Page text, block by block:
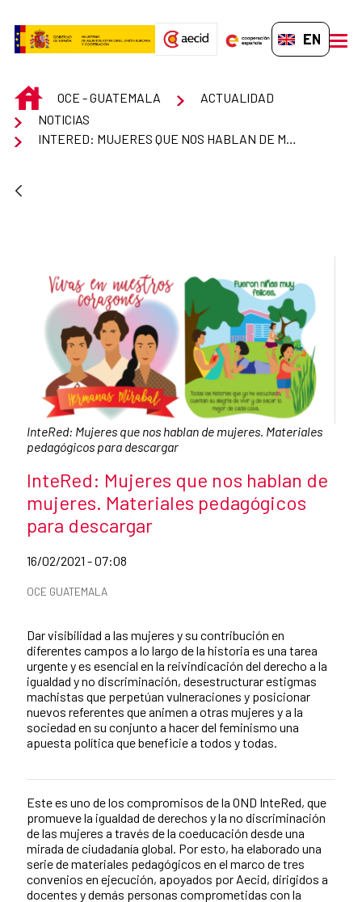
EN-GB
INICIOOCE - GUATEMALA
ACTUALIDAD
NOTICIAS
Caption:
InteRed: Mujeres que nos hablan de mujeres. Materiales
pedagógicos para descargar
News title
InteRed: Mujeres que nos hablan de
mujeres. Materiales pedagógicos
para descargar
Date of publication of the news item
16/02/2021 - 07:08
News categories
OCE GUATEMALA
Dar visibilidad a las mujeres y su contribución en
diferentes campos a lo largo de la historia es una tarea
urgente y es esencial en la reivindicación del derecho a la
igualdad y no discriminación, desestructurar estigmas
machistas que perpetúan vulneraciones y posicionar
nuevos referentes que animen a otras mujeres y a la
sociedad en su conjunto a hacer del feminismo una
apuesta política que beneficie a todos y todas.
News content
Este es uno de los compromisos de la OND InteRed, que
promueve la igualdad de derechos y la no discriminación
de las mujeres a través de la coeducación desde una
mirada de ciudadanía global. Por esto, ha elaborado una
serie de materiales pedagógicos en el marco de tres
convenios en ejecución, apoyados por Aecid, dirigidos a
docentes y demás personas comprometidas con la